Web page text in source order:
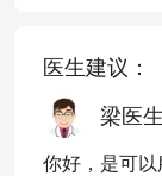
医生建议：
梁医生
你好，是可